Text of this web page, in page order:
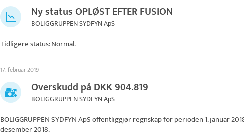
Ny status OPLØST EFTER FUSION
BOLIGGRUPPEN SYDFYN ApS
Tidligere status: Normal.
17. februar 2019
Overskudd på DKK 904.819
BOLIGGRUPPEN SYDFYN ApS
BOLIGGRUPPEN SYDFYN ApSoffentliggjør regnskap for perioden 1. januar
desember 2018.